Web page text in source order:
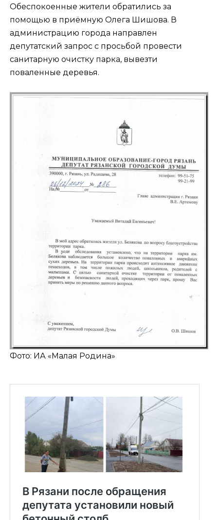
Обеспокоенные жители обратились за
помощью в приёмную Олега Шишова. В
администрацию города направлен
депутатский запрос с просьбой провести
санитарную очистку парка, вывезти
поваленные деревья.
Фото: ИА «Малая Родина»